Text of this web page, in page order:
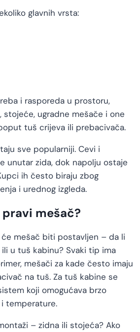
glavnih vrsta:
i rasporeda u prostoru,
stojeće, ugradne mešače i one
tuš crijeva ili prebacivača.
sve popularniji. Cevi i
unutar zida, dok napolju ostaje
ih često biraju zbog
i urednog izgleda.
mešač?
mešač biti postavljen – da li
u tuš kabinu? Svaki tip ima
mešači za kade često imaju
na tuš. Za tuš kabine se
koji omogućava brzo
temperature.
– zidna ili stojeća? Ako